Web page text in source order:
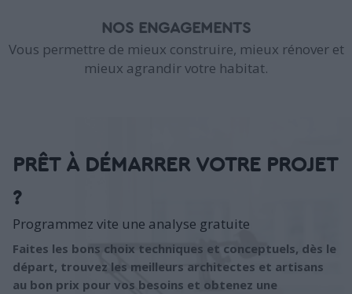
NOS ENGAGEMENTS
Vous permettre de mieux construire, mieux rénover et
mieux agrandir votre habitat.
PRÊT À DÉMARRER VOTRE PROJET
?
Programmez vite une analyse gratuite
Faites les bons choix techniques et conceptuels, dès le
départ, trouvez les meilleurs architectes et artisans
au bon prix pour vos besoins et obtenez une